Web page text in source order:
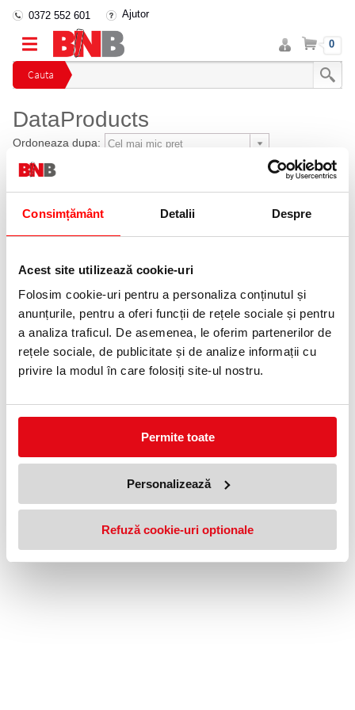
Consimțământ Detalii Despre
Acest site utilizează cookie-uri
Folosim cookie-uri pentru a personaliza conținutul și
anunțurile, pentru a oferi funcții de rețele sociale și pentru
a analiza traficul. De asemenea, le oferim partenerilor de
rețele sociale, de publicitate și de analize informații cu
privire la modul în care folosiți site-ul nostru.
Permite toate
Personalizează
Refuză cookie-uri optionale
Cauta
0372 552 601 Ajutor
Intra
in
cont
Cos 0
DataProducts
Ordoneaza dupa:
Afiseaza ca:
Acest producator nu are produse disponibile la acest
Telefon
0372 552 601
Orar depozite
Luni - Vineri
09 - 17
Sambata - Duminica
Închis
cu TVA